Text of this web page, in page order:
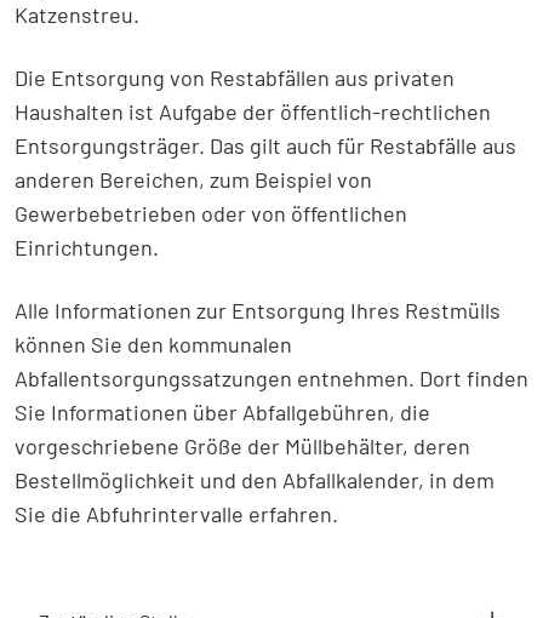
Katzenstreu.
Die Entsorgung von Restabfällen aus privaten
Haushalten ist Aufgabe der öffentlich-rechtlichen
Entsorgungsträger. Das gilt auch für Restabfälle aus
anderen Bereichen, zum Beispiel von
Gewerbebetrieben oder von öffentlichen
Einrichtungen.
Alle Informationen zur Entsorgung Ihres Restmülls
können Sie den kommunalen
Abfallentsorgungssatzungen entnehmen. Dort finden
Sie Informationen über Abfallgebühren, die
vorgeschriebene Größe der Müllbehälter, deren
Bestellmöglichkeit und den Abfallkalender, in dem
Sie die Abfuhrintervalle erfahren.